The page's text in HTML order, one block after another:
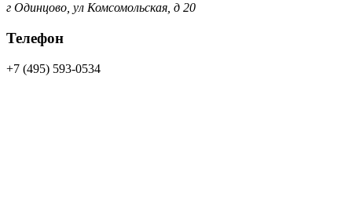
г Одинцово, ул Комсомольская, д 20
Телефон
+7 (495) 593-0534